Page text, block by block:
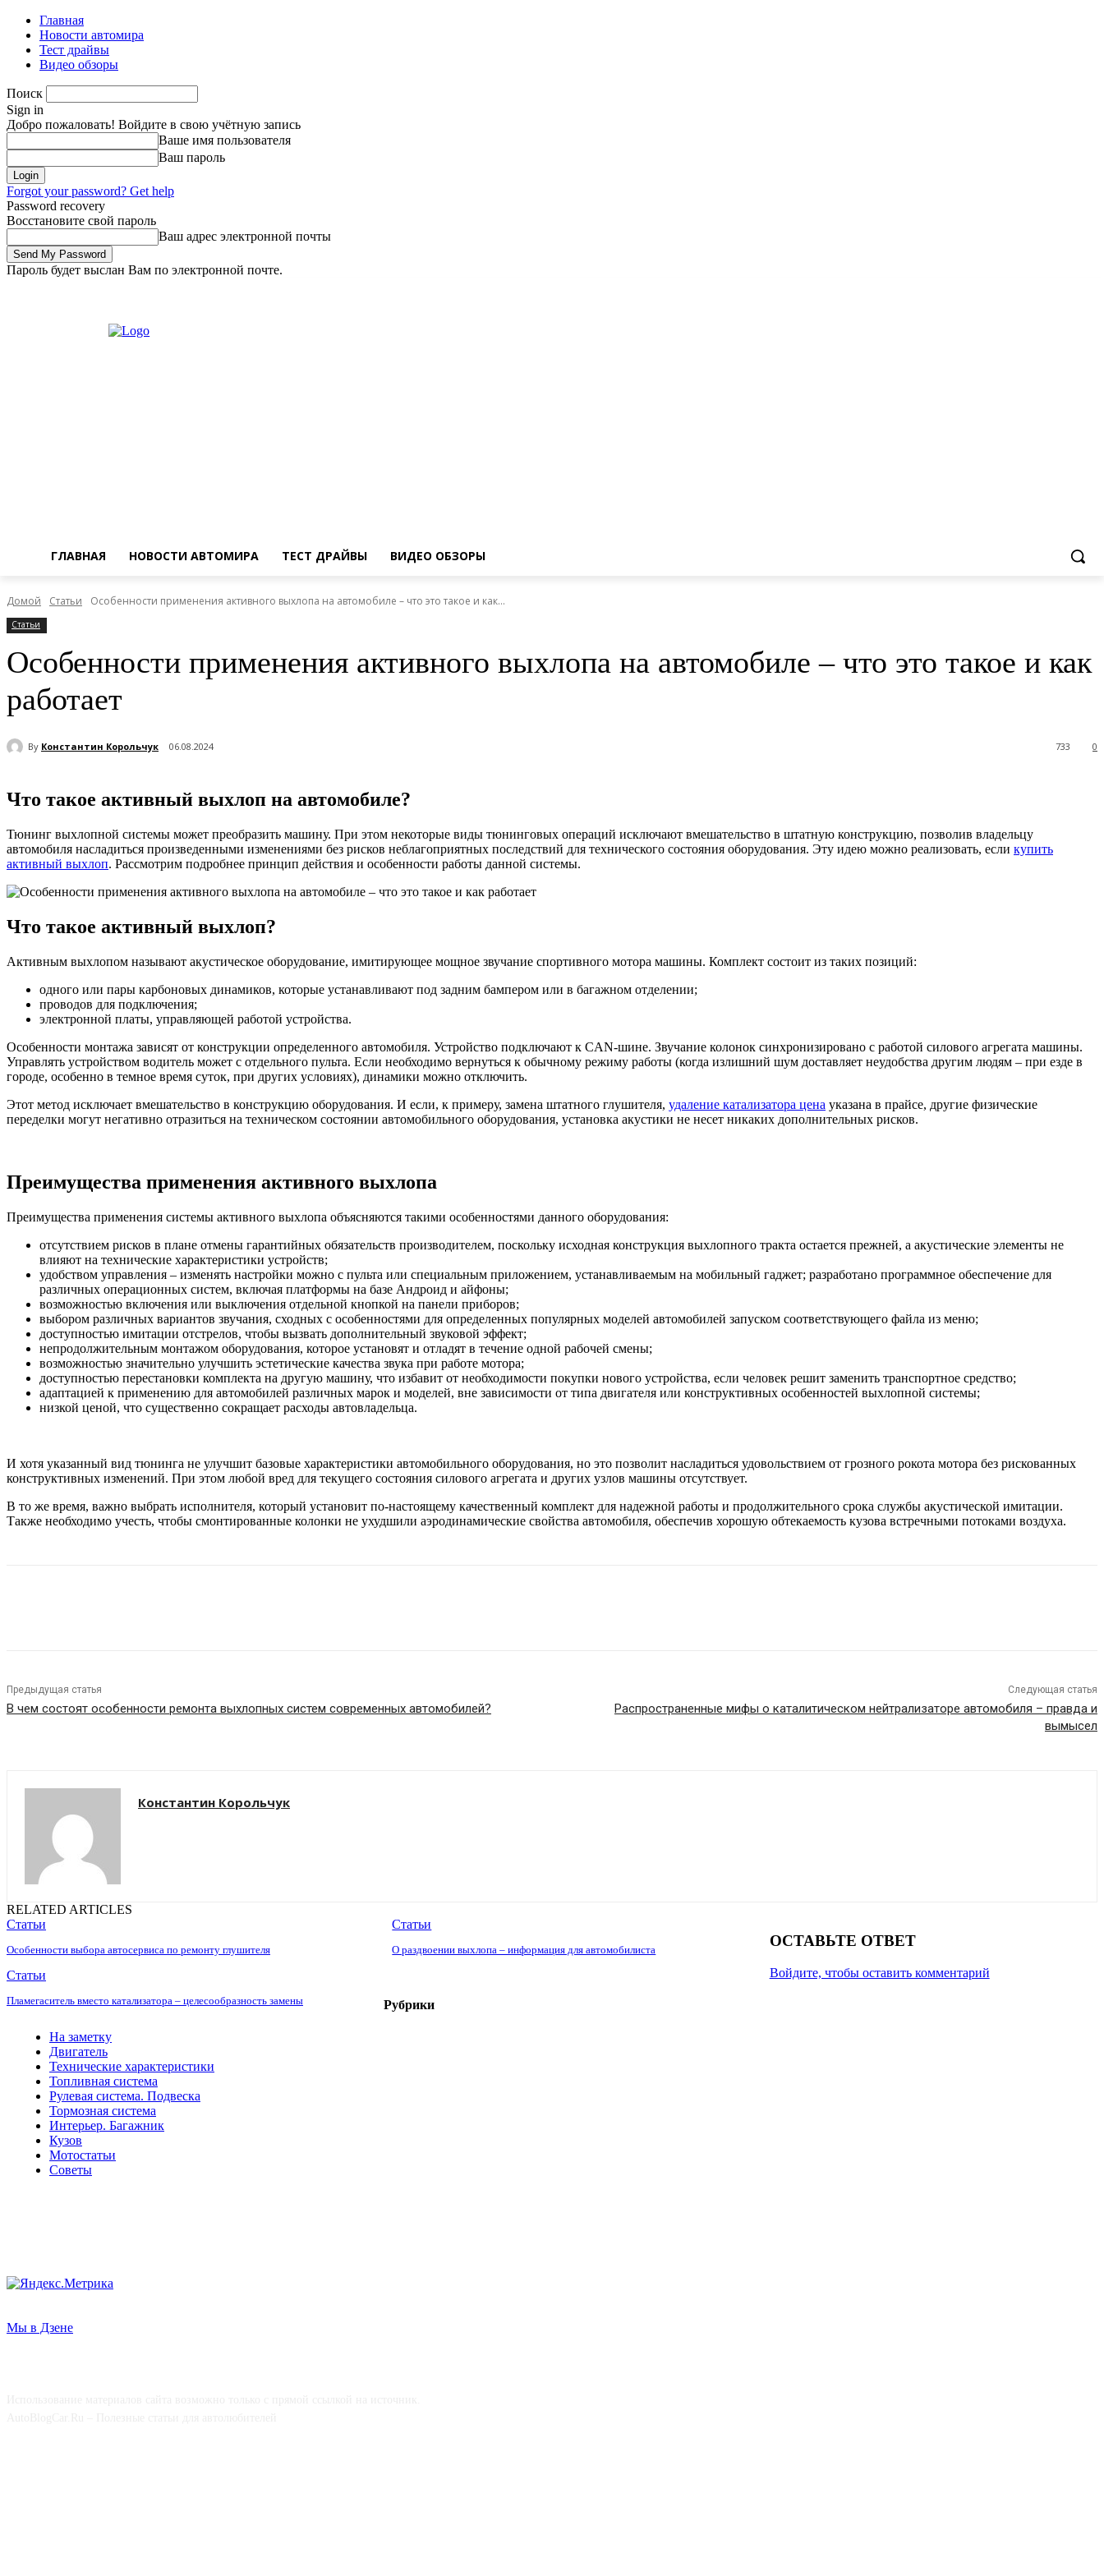
Главная
Новости автомира
Тест драйвы
Видео обзоры
Поиск
Sign in
Добро пожаловать! Войдите в свою учётную запись
Ваше имя пользователя
Ваш пароль
Forgot your password? Get help
Password recovery
Восстановите свой пароль
Ваш адрес электронной почты
Пароль будет выслан Вам по электронной почте.
ГЛАВНАЯ НОВОСТИ АВТОМИРА ТЕСТ ДРАЙВЫ ВИДЕО ОБЗОРЫ
Домой Статьи Особенности применения активного выхлопа на автомобиле – что это такое и как...
Статьи
Особенности применения активного выхлопа на автомобиле – что это такое и как
работает
By Константин Корольчук 06.08.2024 0
733
Что такое активный выхлоп на автомобиле?
Тюнинг выхлопной системы может преобразить машину. При этом некоторые виды тюнинговых операций исключают вмешательство в штатную конструкцию, позволив владельцу
автомобиля насладиться произведенными изменениями без рисков неблагоприятных последствий для технического состояния оборудования. Эту идею можно реализовать, если купить
активный выхлоп. Рассмотрим подробнее принцип действия и особенности работы данной системы.
Что такое активный выхлоп?
Активным выхлопом называют акустическое оборудование, имитирующее мощное звучание спортивного мотора машины. Комплект состоит из таких позиций:
одного или пары карбоновых динамиков, которые устанавливают под задним бампером или в багажном отделении;
проводов для подключения;
электронной платы, управляющей работой устройства.
Особенности монтажа зависят от конструкции определенного автомобиля. Устройство подключают к CAN-шине. Звучание колонок синхронизировано с работой силового агрегата машины.
Управлять устройством водитель может с отдельного пульта. Если необходимо вернуться к обычному режиму работы (когда излишний шум доставляет неудобства другим людям – при езде в
городе, особенно в темное время суток, при других условиях), динамики можно отключить.
Этот метод исключает вмешательство в конструкцию оборудования. И если, к примеру, замена штатного глушителя, удаление катализатора цена указана в прайсе, другие физические
переделки могут негативно отразиться на техническом состоянии автомобильного оборудования, установка акустики не несет никаких дополнительных рисков.
Преимущества применения активного выхлопа
Преимущества применения системы активного выхлопа объясняются такими особенностями данного оборудования:
отсутствием рисков в плане отмены гарантийных обязательств производителем, поскольку исходная конструкция выхлопного тракта остается прежней, а акустические элементы не
влияют на технические характеристики устройств;
удобством управления – изменять настройки можно с пульта или специальным приложением, устанавливаемым на мобильный гаджет; разработано программное обеспечение для
различных операционных систем, включая платформы на базе Андроид и айфоны;
возможностью включения или выключения отдельной кнопкой на панели приборов;
выбором различных вариантов звучания, сходных с особенностями для определенных популярных моделей автомобилей запуском соответствующего файла из меню;
доступностью имитации отстрелов, чтобы вызвать дополнительный звуковой эффект;
непродолжительным монтажом оборудования, которое установят и отладят в течение одной рабочей смены;
возможностью значительно улучшить эстетические качества звука при работе мотора;
доступностью перестановки комплекта на другую машину, что избавит от необходимости покупки нового устройства, если человек решит заменить транспортное средство;
адаптацией к применению для автомобилей различных марок и моделей, вне зависимости от типа двигателя или конструктивных особенностей выхлопной системы;
низкой ценой, что существенно сокращает расходы автовладельца.
И хотя указанный вид тюнинга не улучшит базовые характеристики автомобильного оборудования, но это позволит насладиться удовольствием от грозного рокота мотора без рискованных
конструктивных изменений. При этом любой вред для текущего состояния силового агрегата и других узлов машины отсутствует.
В то же время, важно выбрать исполнителя, который установит по-настоящему качественный комплект для надежной работы и продолжительного срока службы акустической имитации.
Также необходимо учесть, чтобы смонтированные колонки не ухудшили аэродинамические свойства автомобиля, обеспечив хорошую обтекаемость кузова встречными потоками воздуха.
Предыдущая статья
В чем состоят особенности ремонта выхлопных систем современных автомобилей?
Следующая статья
Распространенные мифы о каталитическом нейтрализаторе автомобиля – правда и
вымысел
Константин Корольчук
RELATED ARTICLES
Статьи
Особенности выбора автосервиса по ремонту глушителя
Статьи
О раздвоении выхлопа – информация для автомобилиста
Статьи
Пламегаситель вместо катализатора – целесообразность замены
ОСТАВЬТЕ ОТВЕТ
Войдите, чтобы оставить комментарий
Рубрики
На заметку
Двигатель
Технические характеристики
Топливная система
Рулевая система. Подвеска
Тормозная система
Интерьер. Багажник
Кузов
Мотостатьи
Советы
Мы в Дзене